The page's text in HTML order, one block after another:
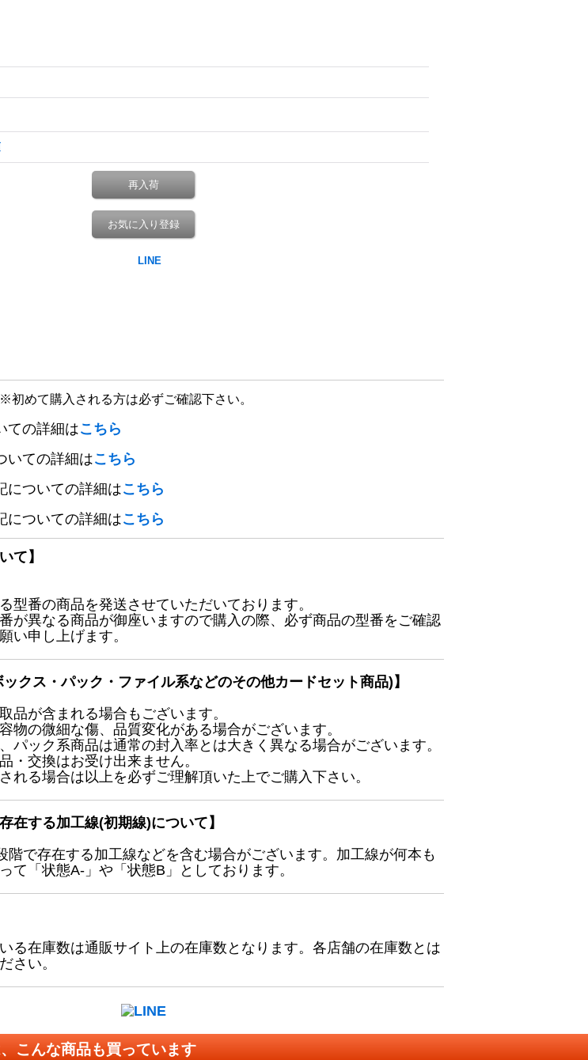
再入荷
お気に入り登録
※初めて購入される方は必ずご確認下さい。
ての詳細はこちら
いての詳細はこちら
についての詳細はこちら
についての詳細はこちら
て】
型番の商品を発送させていただいております。
が異なる商品が御座いますので購入の際、必ず商品の型番をご確認
い申し上げます。
ックス・パック・ファイル系などのその他カードセット商品)】
品が含まれる場合もございます。
物の微細な傷、品質変化がある場合がございます。
パック系商品は通常の封入率とは大きく異なる場合がございます。
・交換はお受け出来ません。
れる場合は以上を必ずご理解頂いた上でご購入下さい。
在する加工線(初期線)について】
階で存在する加工線などを含む場合がございます。加工線が何本も
て「状態A-」や「状態B」としております。
る在庫数は通販サイト上の在庫数となります。各店舗の在庫数とは
さい。
こんな商品も買っています